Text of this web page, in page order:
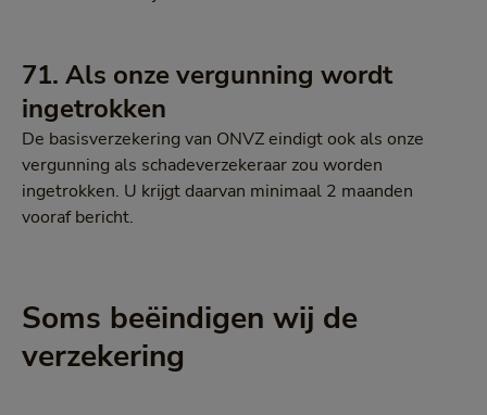
71. Als onze vergunning wordt
ingetrokken
De basisverzekering van ONVZ eindigt ook als onze
vergunning als schadeverzekeraar zou worden
ingetrokken. U krijgt daarvan minimaal 2 maanden
vooraf bericht.
Soms beëindigen wij de
verzekering